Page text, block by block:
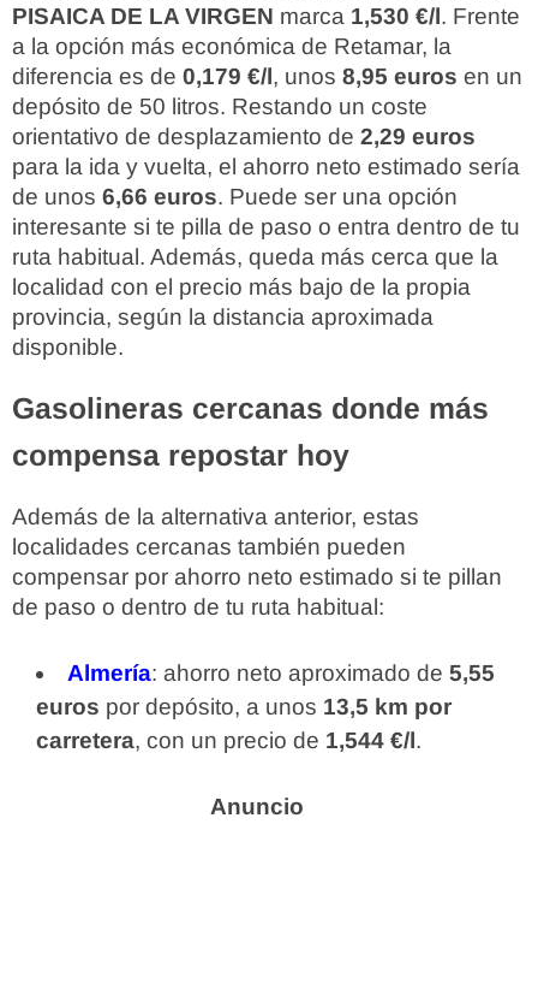
PISAICA DE LA VIRGEN marca 1,530 €/l. Frente
a la opción más económica de Retamar, la
diferencia es de 0,179 €/l, unos 8,95 euros en un
depósito de 50 litros. Restando un coste
orientativo de desplazamiento de 2,29 euros
para la ida y vuelta, el ahorro neto estimado sería
de unos 6,66 euros. Puede ser una opción
interesante si te pilla de paso o entra dentro de tu
ruta habitual. Además, queda más cerca que la
localidad con el precio más bajo de la propia
provincia, según la distancia aproximada
disponible.
Gasolineras cercanas donde más
compensa repostar hoy
Además de la alternativa anterior, estas
localidades cercanas también pueden
compensar por ahorro neto estimado si te pillan
de paso o dentro de tu ruta habitual:
Almería: ahorro neto aproximado de 5,55
euros por depósito, a unos 13,5 km por
carretera, con un precio de 1,544 €/l.